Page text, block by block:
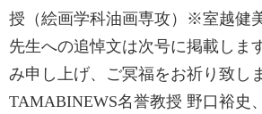
授（絵画学科油画専攻）※室越健
先生への追悼文は次号に掲載しま
み申し上げ、ご冥福をお祈り致し
TAMABINEWS名誉教授 野口裕史